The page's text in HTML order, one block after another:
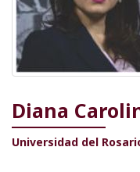
Diana
Universidad del